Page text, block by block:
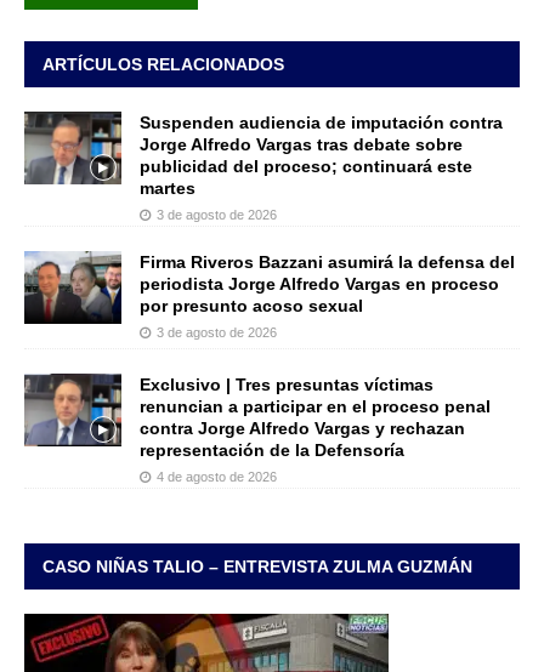
ARTÍCULOS RELACIONADOS
Suspenden audiencia de imputación contra
Jorge Alfredo Vargas tras debate sobre
publicidad del proceso; continuará este
martes
3 de agosto de 2026
Firma Riveros Bazzani asumirá la defensa del
periodista Jorge Alfredo Vargas en proceso
por presunto acoso sexual
3 de agosto de 2026
Exclusivo | Tres presuntas víctimas
renuncian a participar en el proceso penal
contra Jorge Alfredo Vargas y rechazan
representación de la Defensoría
4 de agosto de 2026
CASO NIÑAS TALIO – ENTREVISTA ZULMA GUZMÁN